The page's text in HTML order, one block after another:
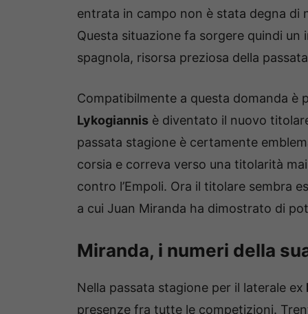
entrata in campo non è stata degna di
Questa situazione fa sorgere quindi
spagnola, risorsa preziosa della
Compatibilmente a questa domanda è
Lykogiannis è diventato il nuovo
passata stagione è certamente
corsia e correva verso una titolarità
contro l’Empoli. Ora il titolare sembra
a cui Juan Miranda ha dimostrato di
Miranda, i numeri della
Nella passata stagione per il laterale ex
presenze fra tutte le competizioni.